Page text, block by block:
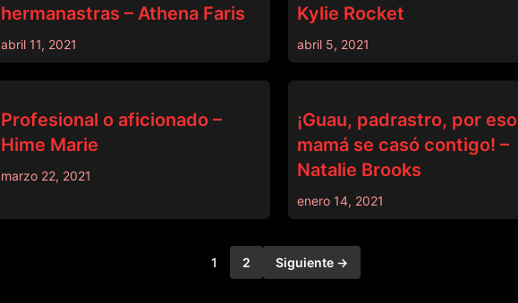
hermanastras – Athena Faris
abril 11, 2021
Kylie Rocket
abril 5, 2021
Profesional o aficionado –
Hime Marie
marzo 22, 2021
¡Guau, padrastro, por eso
mamá se casó contigo! –
Natalie Brooks
enero 14, 2021
1 2 Siguiente →